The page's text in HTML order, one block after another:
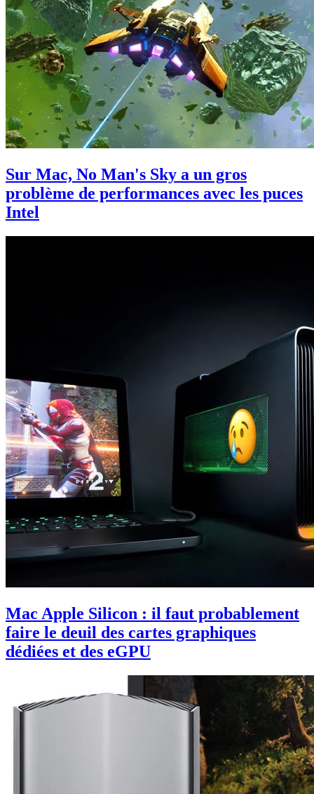
Sur Mac, No Man's Sky a un gros
problème de performances avec les puces
Intel
Mac Apple Silicon : il faut probablement
faire le deuil des cartes graphiques
dédiées et des eGPU